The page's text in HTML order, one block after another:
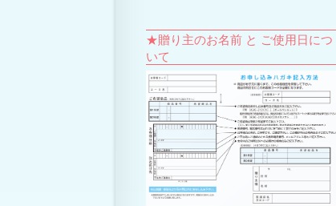
★贈り主のお名前 と ご使用日につ
いて